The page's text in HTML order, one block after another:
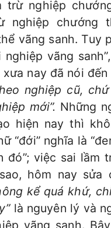
trừ nghiệp
nghiệp chướng
vãng sanh. Tuy
nghiệp vãng
nay đã nói đến
nghiệp cũ,
mới”. Những
hiện nay thì
“đới” nghĩa là
đó”; việc sai lầm
hôm nay sửa
kể quá khứ,
là nguyên lý và
vãng sanh.